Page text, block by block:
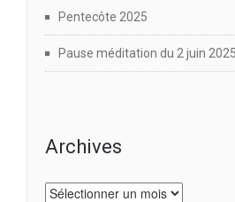
Pentecôte 2025
Pause méditation du 2 juin 2025
Archives
Archives